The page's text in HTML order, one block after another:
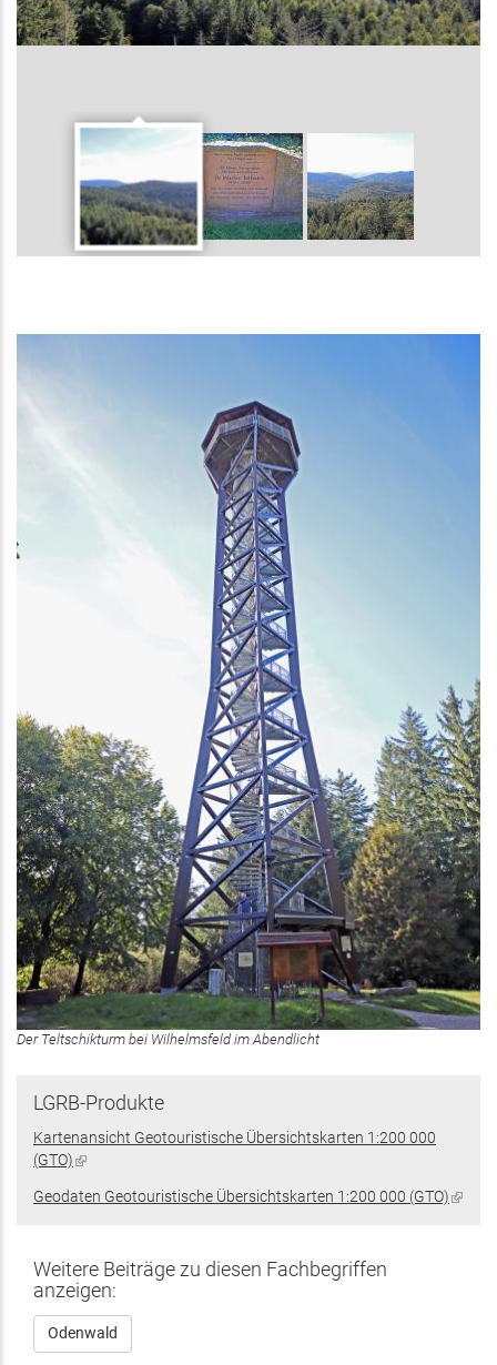
Der Teltschikturm bei Wilhelmsfeld im Abendlicht
LGRB-Produkte
Kartenansicht Geotouristische Übersichtskarten 1:200 000
(GTO)(Link
extern)
Geodaten Geotouristische Übersichtskarten 1:200 000 (GTO)(Link
Weitere Beiträge zu diesen Fachbegriffen
anzeigen:
Odenwald